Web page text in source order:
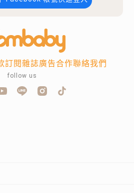
訂閱雜誌廣告合作聯絡我們
follow us